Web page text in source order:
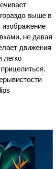
выше в
не давая
движения
легко